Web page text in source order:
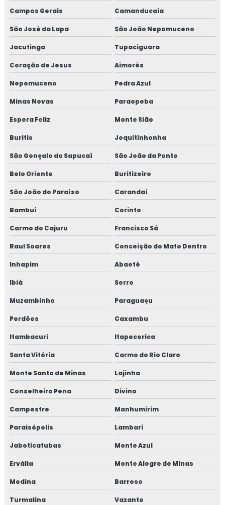
Macro fibra de polipropileno
Macrofibra
Macrofibra de aço
Macrofibra concreto
Macrofibra concreto polipropileno
Macrofibra para concreto preço
Macrofibra estrutural
Macrofibra estrutural para concreto
Macrofibra para piso
Macrofibra para pisos de concreto
Macrofibra de polipropileno
Macrofibra de polipropileno para concreto
Macrofibra sintética
Macrofibra sintética para concreto
Macrofibra sintética estrutural
Macrofibra de vidro
Mangote para bombeamento de concreto
Mangote para concreto
Mangote de projetado
Máquina bombear concreto
Máquina de bombear concreto pequena
Máquina de concreto projetado preço
Campos Gerais Camanducaia
São José da Lapa São João Nepomuceno
Jacutinga Tupaciguara
Coração de Jesus Aimorés
Nepomuceno Pedra Azul
Minas Novas Paraopeba
Espera Feliz Monte Sião
Buritis Jequitinhonha
São Gonçalo do Sapucaí São João da Ponte
Belo Oriente Buritizeiro
São João do Paraíso Carandaí
Bambuí Corinto
Carmo do Cajuru Francisco Sá
Raul Soares Conceição do Mato Dentro
Inhapim Abaeté
Ibiá Serro
Muzambinho Paraguaçu
Perdões Caxambu
Itambacuri Itapecerica
Santa Vitória Carmo do Rio Claro
Monte Santo de Minas Lajinha
Conselheiro Pena Divino
Campestre Manhumirim
Paraisópolis Lambari
Jaboticatubas Monte Azul
Ervália Monte Alegre de Minas
Medina Barroso
Turmalina Vazante